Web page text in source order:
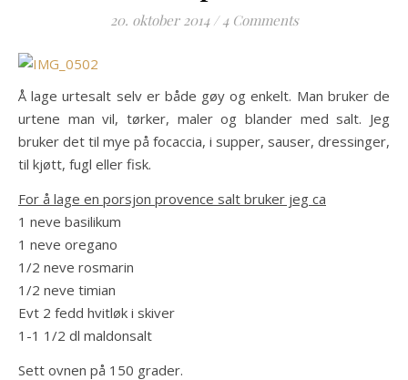
20. oktober 2014 / 4 Comments
Å lage urtesalt selv er både gøy og enkelt. Man bruker de
urtene man vil, tørker, maler og blander med salt. Jeg
bruker det til mye på focaccia, i supper, sauser, dressinger,
til kjøtt, fugl eller fisk.
For å lage en porsjon provence salt bruker jeg ca
1 neve basilikum
1 neve oregano
1/2 neve rosmarin
1/2 neve timian
Evt 2 fedd hvitløk i skiver
1-1 1/2 dl maldonsalt
Sett ovnen på 150 grader.